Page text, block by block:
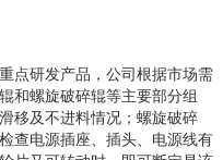
点研发产品，公司根据市场需
和螺旋破碎辊等主要部分组
移及不进料情况；螺旋破碎
查电源插座、插头、电源线有